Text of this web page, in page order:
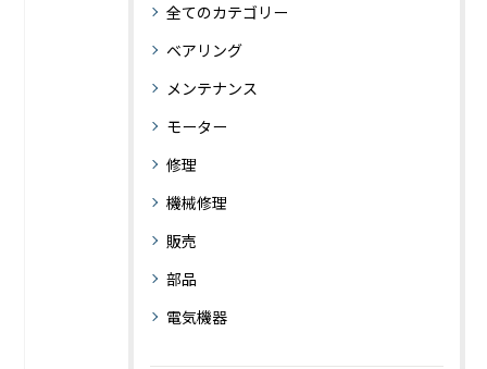
全てのカテゴリー
ベアリング
メンテナンス
モーター
修理
機械修理
販売
部品
電気機器